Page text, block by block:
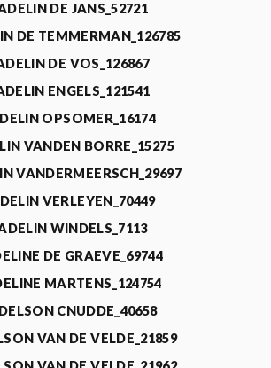
DE JANS_52721
DE TEMMERMAN_126785
DE VOS_126867
ENGELS_121541
OPSOMER_16174
VANDEN BORRE_15275
VANDERMEERSCH_29697
VERLEYEN_70449
WINDELS_7113
DE GRAEVE_69744
MARTENS_124754
CNUDDE_40658
VAN DE VELDE_21859